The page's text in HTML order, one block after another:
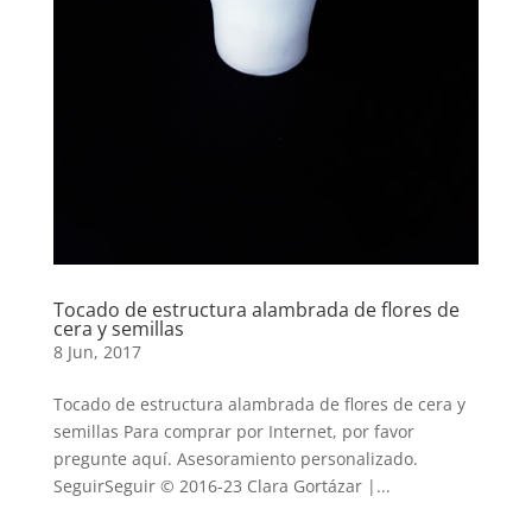
Tocado de estructura alambrada de flores de
cera y semillas
8 Jun, 2017
Tocado de estructura alambrada de flores de cera y
semillas Para comprar por Internet, por favor
pregunte aquí. Asesoramiento personalizado.
SeguirSeguir © 2016-23 Clara Gortázar |...